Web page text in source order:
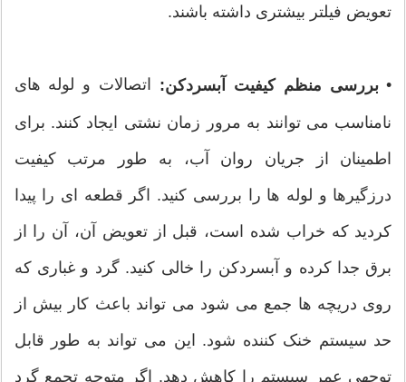
تعویض فیلتر بیشتری داشته باشند.
•بررسی منظم کیفیت آبسردکن: اتصالات و لوله های
نامناسب می توانند به مرور زمان نشتی ایجاد کنند. برای
اطمینان از جریان روان آب، به طور مرتب کیفیت
درزگیرها و لوله ها را بررسی کنید. اگر قطعه ای را پیدا
کردید که خراب شده است، قبل از تعویض آن، آن را از
برق جدا کرده و آبسردکن را خالی کنید. گرد و غباری که
روی دریچه ها جمع می شود می تواند باعث کار بیش از
حد سیستم خنک کننده شود. این می تواند به طور قابل
توجهی عمر سیستم را کاهش دهد. اگر متوجه تجمع گرد